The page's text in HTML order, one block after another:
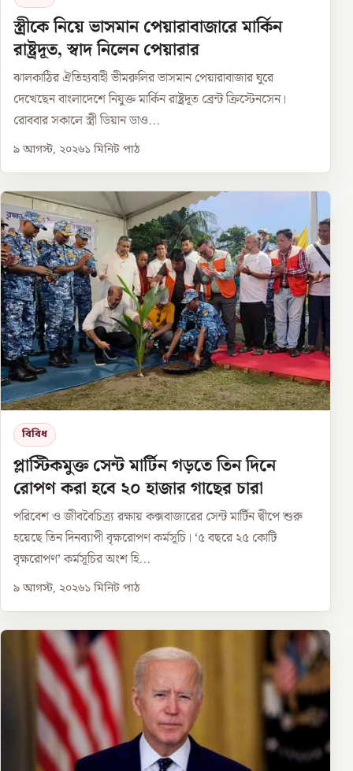
স্ত্রীকে নিয়ে ভাসমান পেয়ারাবাজারে মার্কিন
রাষ্ট্রদূত, স্বাদ নিলেন পেয়ারার
ঝালকাঠির ঐতিহ্যবাহী ভীমরুলির ভাসমান পেয়ারাবাজার ঘুরে
দেখেছেন বাংলাদেশে নিযুক্ত মার্কিন রাষ্ট্রদূত ব্রেন্ট ক্রিস্টেনসেন।
রোববার সকালে স্ত্রী ডিয়ান ডাও...
৯ আগস্ট, ২০২৬১ মিনিট পাঠ
বিবিধ
প্লাস্টিকমুক্ত সেন্ট মার্টিন গড়তে তিন দিনে
রোপণ করা হবে ২০ হাজার গাছের চারা
পরিবেশ ও জীববৈচিত্র্য রক্ষায় কক্সবাজারের সেন্ট মার্টিন দ্বীপে শুরু
হয়েছে তিন দিনব্যাপী বৃক্ষরোপণ কর্মসূচি। ‘৫ বছরে ২৫ কোটি
বৃক্ষরোপণ’ কর্মসূচির অংশ হি...
৯ আগস্ট, ২০২৬১ মিনিট পাঠ